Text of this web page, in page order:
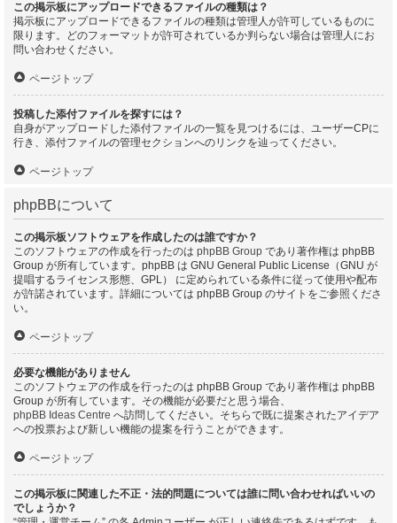
この掲示板にアップロードできるファイルの種類は？
掲示板にアップロードできるファイルの種類は管理人が許可しているものに
限ります。どのフォーマットが許可されているか判らない場合は管理人にお
問い合わせください。
ページトップ
投稿した添付ファイルを探すには？
自身がアップロードした添付ファイルの一覧を見つけるには、ユーザーCPに
行き、添付ファイルの管理セクションへのリンクを辿ってください。
ページトップ
phpBBについて
この掲示板ソフトウェアを作成したのは誰ですか？
このソフトウェアの作成を行ったのは phpBB Group であり著作権は phpBB
Group が所有しています。phpBB は GNU General Public License（GNU が
提唱するライセンス形態、GPL） に定められている条件に従って使用や配布
が許諾されています。詳細については phpBB Group のサイトをご参照くださ
い。
ページトップ
必要な機能がありません
このソフトウェアの作成を行ったのは phpBB Group であり著作権は phpBB
Group が所有しています。その機能が必要だと思う場合、
phpBB Ideas Centre へ訪問してください。そちらで既に提案されたアイデア
への投票および新しい機能の提案を行うことができます。
ページトップ
この掲示板に関連した不正・法的問題については誰に問い合わせればいいの
でしょうか？